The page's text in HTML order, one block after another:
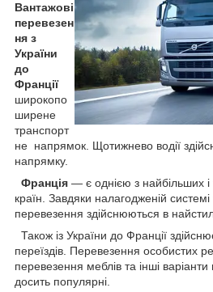
Вантажові
перевезен
ня з
України
до
Франції
широкопо
ширене
транспорт
не напрямок. Щотижнево водії
напрямку.
Франція — є однією з найбільших
країн. Завдяки налагодженій
перевезення здійснюються в
Також із України до Франції
переїздів. Перевезення особистих
перевезення меблів та інші
досить популярні.